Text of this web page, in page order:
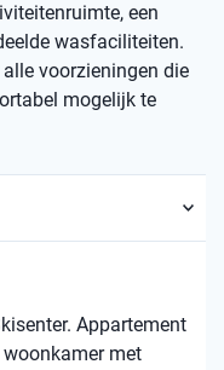
een
wasfaciliteiten.
voorzieningen die
mogelijk te
Appartement
woonkamer met